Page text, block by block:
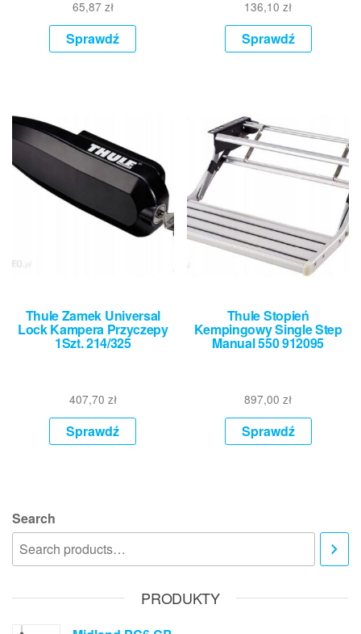
65,87 zł
Sprawdź
136,10zł
Sprawdź
Thule Zamek Universal
Lock Kampera Przyczepy
1Szt. 214/325
407,70 zł
Sprawdź
Thule Stopień
Kempingowy Single Step
Manual 550 912095
897,00zł
Sprawdź
Search
PRODUKTY